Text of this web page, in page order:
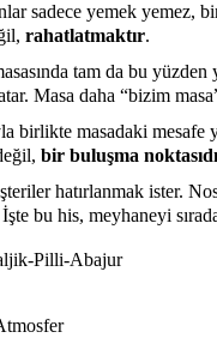
sadece yemek yemez,
rahatlatmaktır.
tam da bu
Masa daha “bizim
birlikte masadaki mesafe
bir buluşma
hatırlanmak ister.
bu his, meyhaneyi